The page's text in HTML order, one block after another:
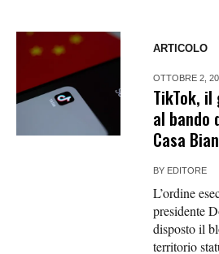
ARTICOLO
OTTOBRE 2,
TikTok,
al bando
Casa
BY EDITORE
L’ordine
presidente
disposto il
territorio